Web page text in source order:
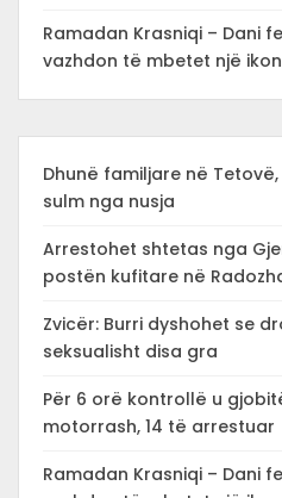
Ramadan Krasniqi – Dani
vazhdon të mbetet një
Dhunë familjare në
sulm nga nusja
Arrestohet shtetas nga
postën kufitare në
Zvicër: Burri dyshohet se
seksualisht disa gra
Për 6 orë kontrollë u
motorrash, 14 të arrestuar
Ramadan Krasniqi – Dani